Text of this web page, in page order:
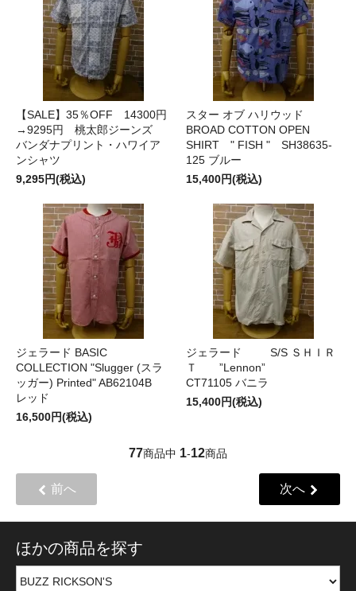
【SALE】35％OFF 14300円
→9295円 桃太郎ジーンズ
バンダナプリント・ハワイア
ンシャツ
9,295円(税込)
スター オブ ハリウッド
BROAD COTTON OPEN
SHIRT " FISH " SH38635-
125 ブルー
15,400円(税込)
ジェラード BASIC
COLLECTION "Slugger (スラ
ッガー) Printed" AB62104B
レッド
16,500円(税込)
ジェラード S/S ＳＨＩＲ
Ｔ ”Lennon”
CT71105 バニラ
15,400円(税込)
77商品中 1-12商品
前へ 次へ
ほかの商品を探す